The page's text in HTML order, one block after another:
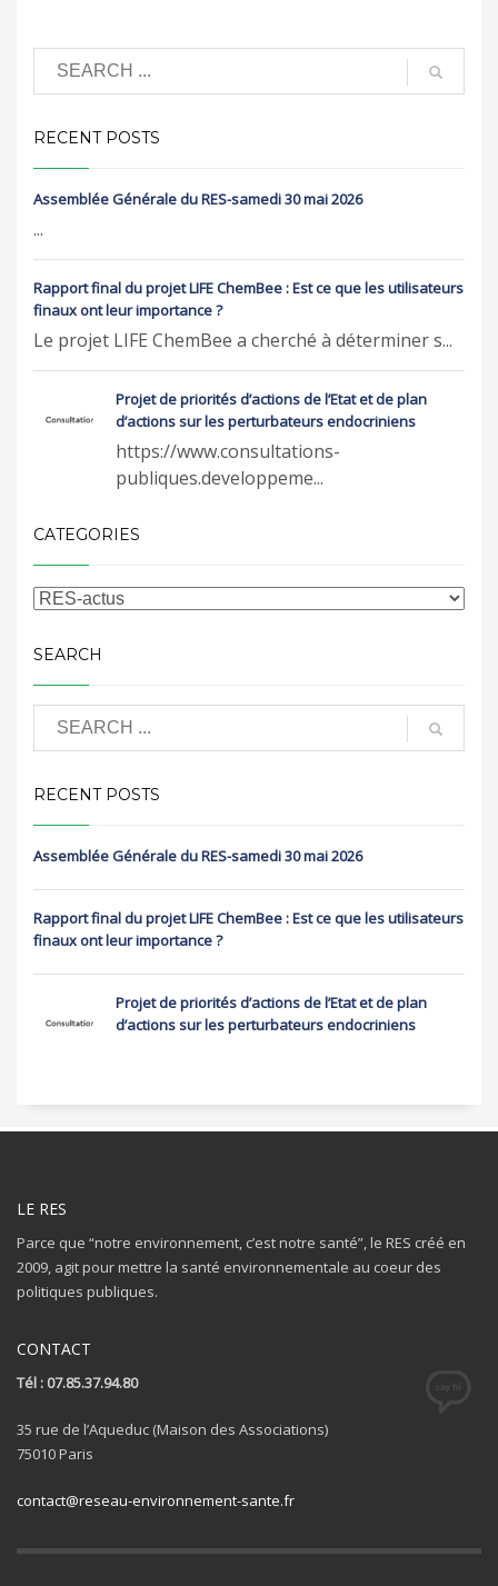
RECENT POSTS
Assemblée Générale du RES-samedi 30 mai 2026
...
Rapport final du projet LIFE ChemBee : Est ce que les utilisateurs
finaux ont leur importance ?
Le projet LIFE ChemBee a cherché à déterminer s...
Projet de priorités d’actions de l’Etat et de plan
d’actions sur les perturbateurs endocriniens
https://www.consultations-
publiques.developpeme...
CATEGORIES
SEARCH
RECENT POSTS
Assemblée Générale du RES-samedi 30 mai 2026
Rapport final du projet LIFE ChemBee : Est ce que les utilisateurs
finaux ont leur importance ?
Projet de priorités d’actions de l’Etat et de plan
d’actions sur les perturbateurs endocriniens
LE RES
Parce que “notre environnement, c’est notre santé”, le RES créé en
2009, agit pour mettre la santé environnementale au coeur des
politiques publiques.
CONTACT
Tél : 07.85.37.94.80
35 rue de l’Aqueduc (Maison des Associations)
75010 Paris
contact@reseau-environnement-sante.fr